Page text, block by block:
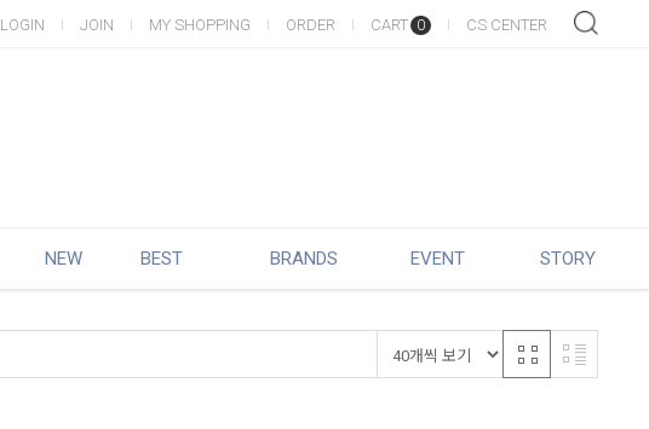
LOGIN JOIN MY SHOPPING ORDER CART 0 CS CENTER
NEW BEST BRANDS EVENT STORY